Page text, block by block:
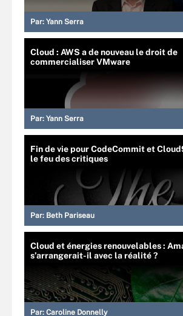
Par: Yann Serra
Cloud : AWS a de nouveau le droit de
commercialiser VMware
Par: Yann Serra
Fin de vie pour CodeCommit et
le feu des critiques
Par: Beth Pariseau
Cloud et énergies renouvelables :
s’arrangerait-il avec la réalité ?
Par: Caroline Donnelly